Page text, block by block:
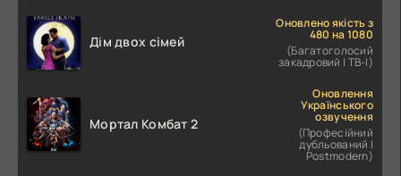
Дім двох сімей
Оновлено якість з
480 на 1080
(Багатоголосий
закадровий | ТВ-І)
Мортал Комбат 2
Оновлення
Українського
озвучення
(Професійний
дубльований |
Postmodern)